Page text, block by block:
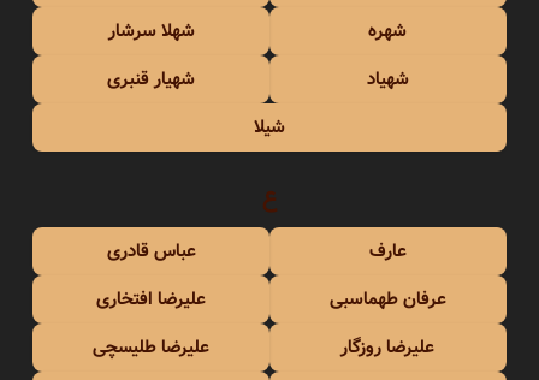
شهره
شهلا سرشار
شهیاد
شهیار قنبری
شیلا
ع
عارف
عباس قادری
عرفان طهماسبی
علیرضا افتخاری
علیرضا روزگار
علیرضا طلیسچی